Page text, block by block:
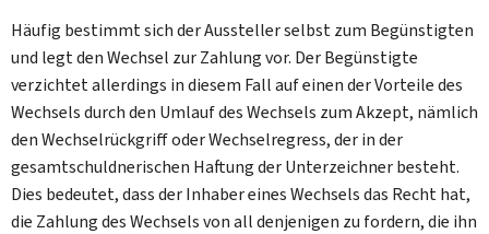
Häufig bestimmt sich der Aussteller selbst zum Begünstigten
und legt den Wechsel zur Zahlung vor. Der Begünstigte
verzichtet allerdings in diesem Fall auf einen der Vorteile des
Wechsels durch den Umlauf des Wechsels zum Akzept, nämlich
den Wechselrückgriff oder Wechselregress, der in der
gesamtschuldnerischen Haftung der Unterzeichner besteht.
Dies bedeutet, dass der Inhaber eines Wechsels das Recht hat,
die Zahlung des Wechsels von all denjenigen zu fordern, die ihn